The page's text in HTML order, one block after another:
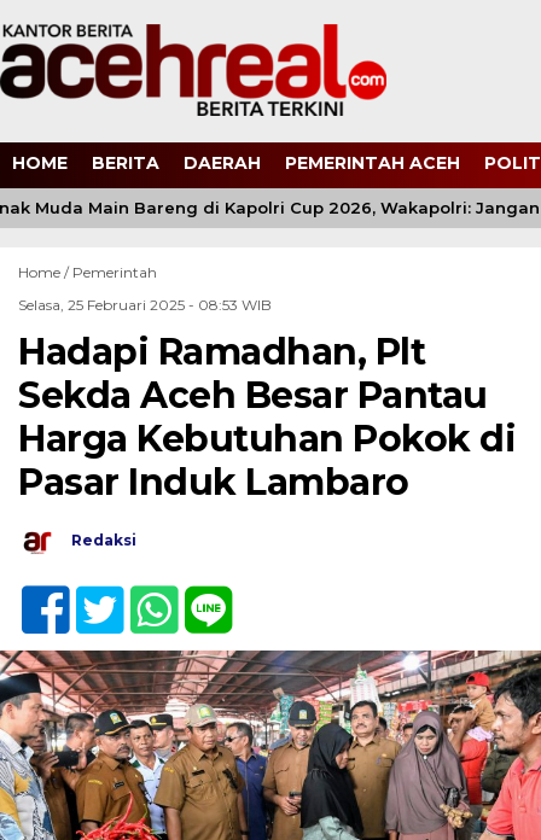
HOME BERITA DAERAH PEMERINTAH ACEH
Muda Main Bareng di Kapolri Cup 2026, Wakapolri:
Home / Pemerintah
Selasa, 25 Februari 2025 - 08:53 WIB
Hadapi Ramadhan, Plt
Sekda Aceh Besar Pantau
Harga Kebutuhan Pokok di
Pasar Induk Lambaro
Redaksi